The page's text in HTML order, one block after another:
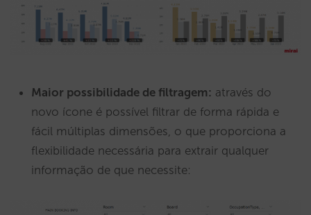
Maior possibilidade de filtragem: através do
novo ícone é possível filtrar de forma rápida e
fácil múltiplas dimensões, o que proporciona a
flexibilidade necessária para extrair qualquer
informação de que necessite: